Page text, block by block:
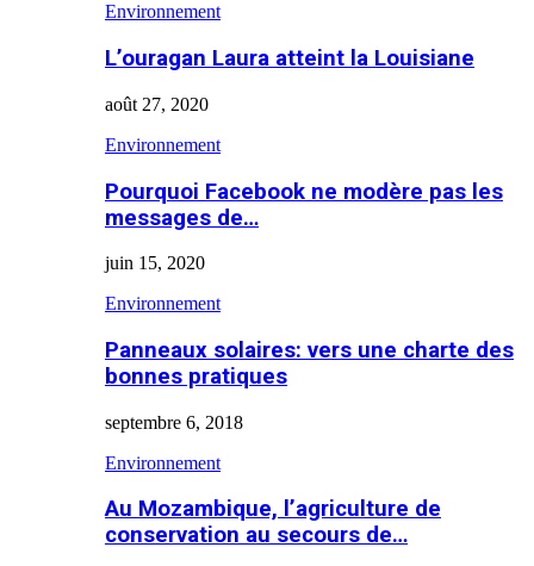
Environnement
L’ouragan Laura atteint la Louisiane
août 27, 2020
Environnement
Pourquoi Facebook ne modère pas les
messages de…
juin 15, 2020
Environnement
Panneaux solaires: vers une charte des
bonnes pratiques
septembre 6, 2018
Environnement
Au Mozambique, l’agriculture de
conservation au secours de…